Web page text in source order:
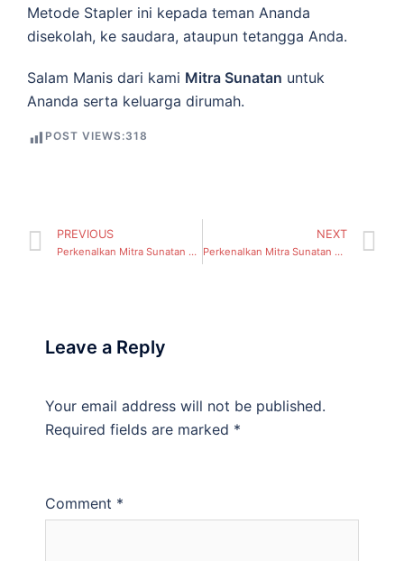
Metode Stapler ini kepada teman Ananda
disekolah, ke saudara, ataupun tetangga Anda.
Salam Manis dari kami Mitra Sunatan untuk
Ananda serta keluarga dirumah.
POST VIEWS:318
PREVIOUS
Perkenalkan Mitra Sunatan Metode Sirkulem Sealer, Di ( Perak Utara, Kecamatan Pabean Cantian) Surabaya
NEXT
Perkenalkan Mitra Sunatan Metode Sirkulem Sealer, Di ( Keputran, Kecamatan Tegalsari) Surabaya
Leave a Reply
Your email address will not be published.
Required fields are marked *
Comment *